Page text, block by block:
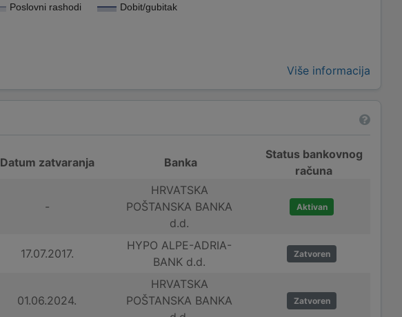
Poslovni rashodi Dobit/gubitak
Više informacija
Datum zatvaranja Banka
Status bankovnog
računa
-
HRVATSKA
POŠTANSKA BANKA
d.d.
Aktivan
17.07.2017.
HYPO ALPE-ADRIA-
BANK d.d.
Zatvoren
01.06.2024.
HRVATSKA
POŠTANSKA BANKA
Zatvoren